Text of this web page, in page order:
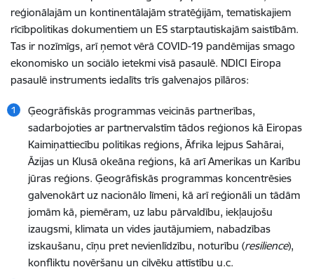
reģionālajām un kontinentālajām stratēģijām, tematiskajiem
rīcībpolitikas dokumentiem un ES starptautiskajām saistībām.
Tas ir nozīmīgs, arī ņemot vērā COVID-19 pandēmijas smago
ekonomisko un sociālo ietekmi visā pasaulē. NDICI Eiropa
pasaulē instruments iedalīts trīs galvenajos pīlāros:
Ģeogrāfiskās programmas veicinās partnerības,
sadarbojoties ar partnervalstīm tādos reģionos kā Eiropas
Kaimiņattiecību politikas reģions, Āfrika lejpus Sahārai,
Āzijas un Klusā okeāna reģions, kā arī Amerikas un Karību
jūras reģions. Ģeogrāfiskās programmas koncentrēsies
galvenokārt uz nacionālo līmeni, kā arī reģionāli un tādām
jomām kā, piemēram, uz labu pārvaldību, iekļaujošu
izaugsmi, klimata un vides jautājumiem, nabadzības
izskaušanu, cīņu pret nevienlīdzību, noturību (resilience),
konfliktu novēršanu un cilvēku attīstību u.c.